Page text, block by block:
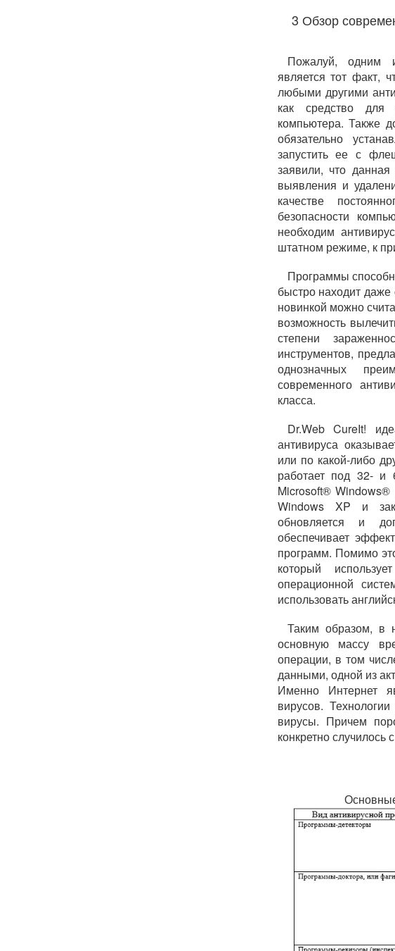
3 Обзор
Пожалуй, одним
является тот факт,
любыми другими
как средство для
компьютера. Также
обязательно
запустить ее с
заявили, что данная
выявления и
качестве
безопасности
необходим
штатном режиме, к
Программы
быстро находит
новинкой можно
возможность
степени
инструментов,
однозначных
современного
класса.
Dr.Web CureIt!
антивируса
или по какой-либо
работает под 32- и
Microsoft®
Windows XP и
обновляется и
обеспечивает
программ. Помимо
который
операционной
использовать
Таким образом, в
основную массу
операции, в том
данными, одной из
Именно Интернет
вирусов.
вирусы. Причем
конкретно случилось